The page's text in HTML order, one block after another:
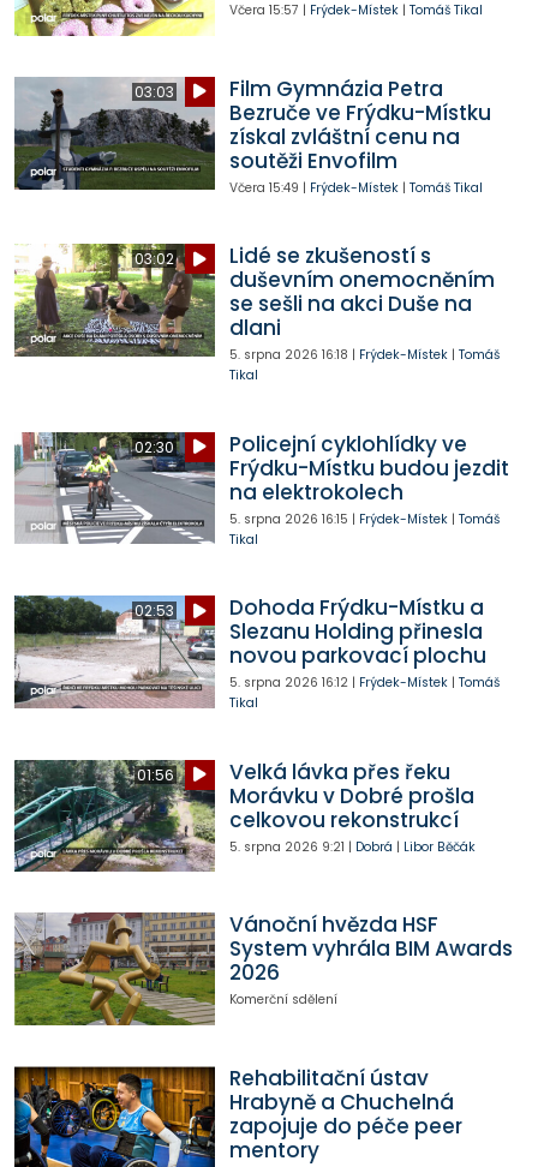
Včera 15:57 | Frýdek-Místek| Tomáš Tikal
03:03
Film Gymnázia Petra
Bezruče ve Frýdku-Místku
získal zvláštní cenu na
soutěži Envofilm
Včera 15:49 | Frýdek-Místek| Tomáš Tikal
03:02
Lidé se zkušeností s
duševním onemocněním
se sešli na akci Duše na
dlani
5. srpna 2026 16:18 | Frýdek-Místek| Tomáš
Tikal
02:30
Policejní cyklohlídky ve
Frýdku-Místku budou jezdit
na elektrokolech
5. srpna 2026 16:15 | Frýdek-Místek| Tomáš
Tikal
02:53
Dohoda Frýdku-Místku a
Slezanu Holding přinesla
novou parkovací plochu
5. srpna 2026 16:12| Frýdek-Místek| Tomáš
Tikal
01:56
Velká lávka přes řeku
Morávku v Dobré prošla
celkovou rekonstrukcí
5. srpna 2026 9:21 | Dobrá | Libor Běčák
Vánoční hvězda HSF
System vyhrála BIM Awards
2026
Komerční sdělení
Rehabilitační ústav
Hrabyně a Chuchelná
zapojuje do péče peer
mentory